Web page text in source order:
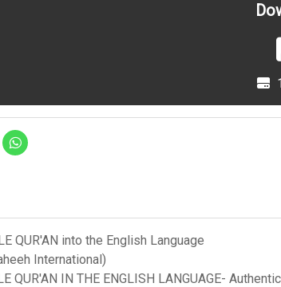
QUR'AN into the English Language
International)
QUR'AN IN THE ENGLISH LANGUAGE-